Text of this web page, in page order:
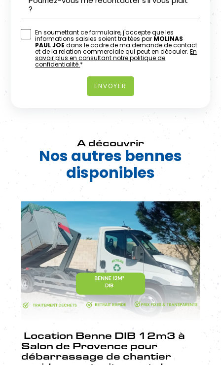
En soumettant ce formulaire, j'accepte que les
informations saisies soient traitées par MOLINAS
PAUL JOE dans le cadre de ma demande de contact
et de la relation commerciale qui peut en découler.En
savoir plus en consultant notre politique de
confidentialité.*
A découvrir
Nos autres bennes
disponibles
Location Benne DIB 12m3 à
Salon de Provence pour
débarrassage de chantier